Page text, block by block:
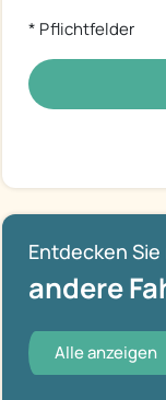
* Pflichtfelder
Entdecken
andere
Alle anzeigen